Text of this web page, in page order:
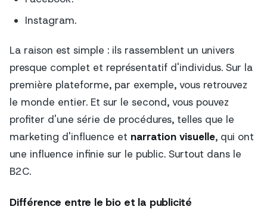
Instagram.
La raison est simple : ils rassemblent un univers
presque complet et représentatif d'individus. Sur la
première plateforme, par exemple, vous retrouvez
le monde entier. Et sur le second, vous pouvez
profiter d'une série de procédures, telles que le
marketing d'influence et narration visuelle, qui ont
une influence infinie sur le public. Surtout dans le
B2C.
Différence entre le bio et la publicité